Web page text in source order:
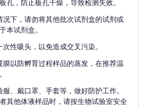
孔，防止板孔干燥，导致检测失效。
况下，请勿将其他批次试剂盒的试剂或
本试剂盒。
性吸头，以免造成交叉污染。
膜以防孵育过程样品的蒸发，在推荐温
、戴口罩、手套等，做好防护工作。
其他体液样品时，请按生物试验室安全